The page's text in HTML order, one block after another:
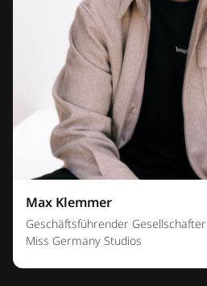
Max Klemmer
Geschäftsführender Gesellschafter
Miss Germany Studios